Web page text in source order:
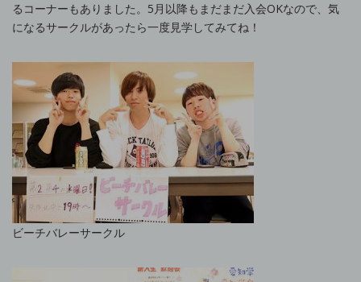
るコーナーもありました。5月以降もまだまだ入会OKなので、気
になるサークルがあったら一度見学してみてね！
ビーチバレーサークル